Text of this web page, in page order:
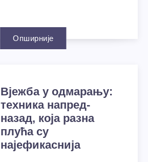
Опширније
Вјежба у одмарању:
техника напред-
назад, која разна
плућа су
најефикаснија